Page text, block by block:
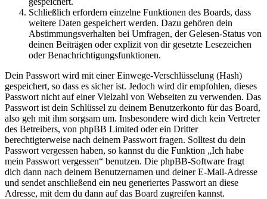
Schließlich erfordern einzelne Funktionen des Boards, dass
weitere Daten gespeichert werden. Dazu gehören dein
Abstimmungsverhalten bei Umfragen, der Gelesen-Status von
deinen Beiträgen oder explizit von dir gesetzte Lesezeichen
oder Benachrichtigungsfunktionen.
Dein Passwort wird mit einer Einwege-Verschlüsselung (Hash)
gespeichert, so dass es sicher ist. Jedoch wird dir empfohlen, dieses
Passwort nicht auf einer Vielzahl von Webseiten zu verwenden. Das
Passwort ist dein Schlüssel zu deinem Benutzerkonto für das Board,
also geh mit ihm sorgsam um. Insbesondere wird dich kein Vertreter
des Betreibers, von phpBB Limited oder ein Dritter
berechtigterweise nach deinem Passwort fragen. Solltest du dein
Passwort vergessen haben, so kannst du die Funktion „Ich habe
mein Passwort vergessen“ benutzen. Die phpBB-Software fragt
dich dann nach deinem Benutzernamen und deiner E-Mail-Adresse
und sendet anschließend ein neu generiertes Passwort an diese
Adresse, mit dem du dann auf das Board zugreifen kannst.